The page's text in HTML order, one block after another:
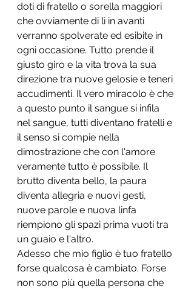
doti di fratello o sorella maggiori
che ovviamente di lì in avanti
verranno spolverate ed esibite in
ogni occasione. Tutto prende il
giusto giro e la vita trova la sua
direzione tra nuove gelosie e teneri
accudimenti. Il vero miracolo è che
a questo punto il sangue si infila
nel sangue, tutti diventano fratelli e
il senso si compie nella
dimostrazione che con l'amore
veramente tutto è possibile. Il
brutto diventa bello, la paura
diventa allegria e nuovi gesti,
nuove parole e nuova linfa
riempiono gli spazi prima vuoti tra
un guaio e l'altro.
Adesso che mio figlio è tuo fratello
forse qualcosa è cambiato. Forse
non sono più quella persona che